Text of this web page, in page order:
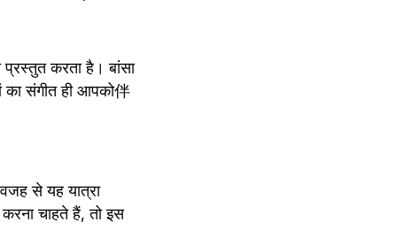
प्रस्तुत करता है। बांसा
का संगीत ही आपको伴
वजह से यह यात्रा
चाहते हैं, तो इस